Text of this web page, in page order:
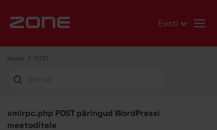
Eesti
Home POST
Search
xmlrpc.php POST päringud WordPressi
meetoditele